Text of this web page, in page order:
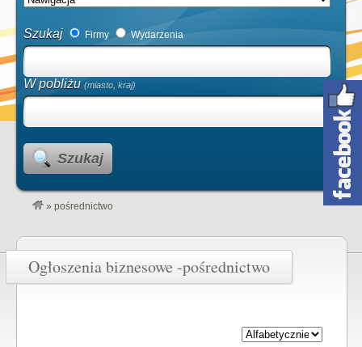
Szukaj Firmy Wydarzenia
W pobliżu (miasto, kraj)
Szukaj
» pośrednictwo
Ogłoszenia biznesowe -pośrednictwo